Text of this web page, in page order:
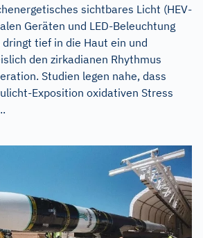
sichtbares Licht (HEV-
Geräten und LED-Beleuchtung
dringt tief in die Haut ein und
den zirkadianen Rhythmus
Studien legen nahe, dass
Exposition oxidativen Stress